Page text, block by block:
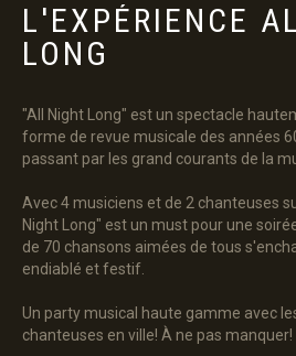
PARTY DES FÊTES
L'EXPÉRIENCE
LONG
"All Night Long" est un spectacle
forme de revue musicale des années
passant par les grand courants de la
Avec 4 musiciens et de 2 chanteuses
Night Long" est un must pour une
de 70 chansons aimées de tous
endiablé et festif.
Un party musical haute gamme avec
chanteuses en ville! À ne pas manquer!